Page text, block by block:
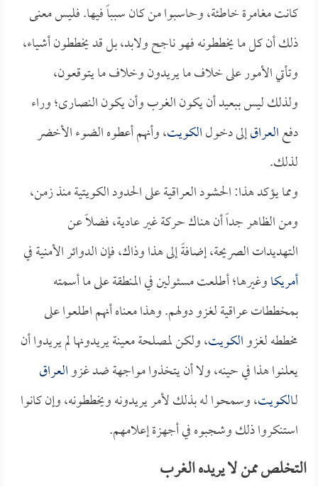
كانت مغامرة خاطئة، وحاسبوا من كان سبباً فيها. فليس معنى
ذلك أن كل ما يخططونه فهو ناجح ولابد، بل قد يخططون أشياء،
وتأتي الأمور على خلاف ما يريدون وخلاف ما يتوقعون،
ولذلك ليس ببعيد أن يكون الغرب وأن يكون النصارى؛ وراء
دفعالعراقإلى دخولالكويت، وأنهم أعطوه الضوء الأخضر
لذلك.
ومما يؤكد هذا: الحشود العراقية على الحدود الكويتية منذ زمن،
ومن الظاهر جداً أن هناك حركة غير عادية، فضلاً عن
التهديدات الصريحة، إضافةً إلى هذا وذاك، فإن الدوائر الأمنية في
أمريكاوغيرها؛ أطلعت مسئولين في المنطقة على ما أسمته
بمخططات عراقية لغزو دولهم. وهذا معناه أنهم اطلعوا على
مخططه لغزوالكويت، ولكن لمصلحة معينة يريدونها لم يريدوا أن
يعلنوا هذا في حينه، ولا أن يتخذوا مواجهة ضد غزوالعراق
لـالكويت، وسمحوا له بذلك لأمر يريدونه ويخططونه، وإن كانوا
استنكروا ذلك وشجبوه في أجهزة إعلامهم.
التخلص ممن لا يريده الغرب